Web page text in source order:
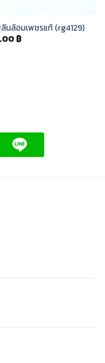
นล้อมเพชรแท้ (rg4129)
฿